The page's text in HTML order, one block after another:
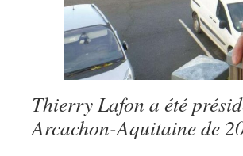
Thierry Lafon a été
Arcachon-Aquitaine de